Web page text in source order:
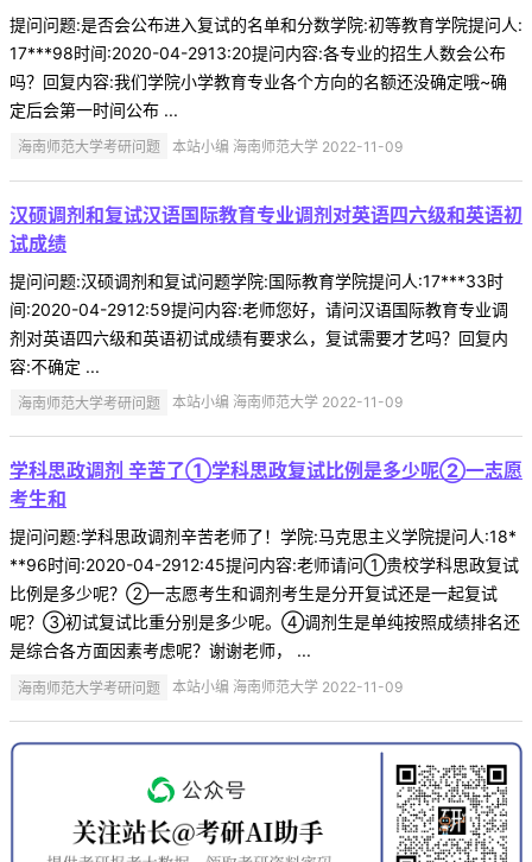
提问问题:是否会公布进入复试的名单和分数学院:初等教育学院提问人:
17***98时间:2020-04-2913:20提问内容:各专业的招生人数会公布
吗？回复内容:我们学院小学教育专业各个方向的名额还没确定哦~确
定后会第一时间公布 ...
海南师范大学考研问题 本站小编 海南师范大学 2022-11-09
汉硕调剂和复试汉语国际教育专业调剂对英语四六级和英语初
试成绩
提问问题:汉硕调剂和复试问题学院:国际教育学院提问人:17***33时
间:2020-04-2912:59提问内容:老师您好，请问汉语国际教育专业调
剂对英语四六级和英语初试成绩有要求么，复试需要才艺吗？回复内
容:不确定 ...
海南师范大学考研问题 本站小编 海南师范大学 2022-11-09
学科思政调剂 辛苦了①学科思政复试比例是多少呢②一志愿
考生和
提问问题:学科思政调剂辛苦老师了！学院:马克思主义学院提问人:18*
**96时间:2020-04-2912:45提问内容:老师请问①贵校学科思政复试
比例是多少呢？②一志愿考生和调剂考生是分开复试还是一起复试
呢？③初试复试比重分别是多少呢。④调剂生是单纯按照成绩排名还
是综合各方面因素考虑呢？谢谢老师， ...
海南师范大学考研问题 本站小编 海南师范大学 2022-11-09